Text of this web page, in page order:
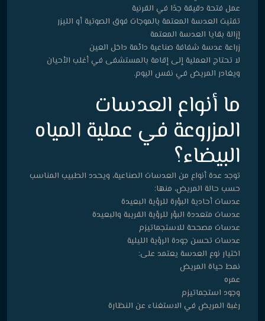
عمل فتحة دقيقة جدًا في القرنية
تفتيت العدسة المعتمة بالموجات فوق الصوتية أو الليزر
إزالة بقايا العدسة المعتمة
زراعة عدسة شفافة صناعية دائمة داخل العين
لا تحتاج العملية إلى إقامة بالمستشفى في أغلب الأحيان
ويغادر المريض في نفس اليوم.
ما أنواع العدسات
المزروعة في عملية المياه
البيضاء؟
توجد عدة أنواع من العدسات الصناعية، ويحدد الطبيب المناسب
حسب حالة المريض، منها:
عدسات أحادية البؤرة للرؤية البعيدة
عدسات متعددة البؤر للرؤية القريبة والبعيدة
عدسات مصححة للاستجماتيزم
عدسات تحسن جودة الرؤية الليلية
اختيار نوع العدسة يعتمد على:
نمط حياة المريض
عمره
وجود استجماتيزم
رغبة المريض في الاستغناء عن النظارة